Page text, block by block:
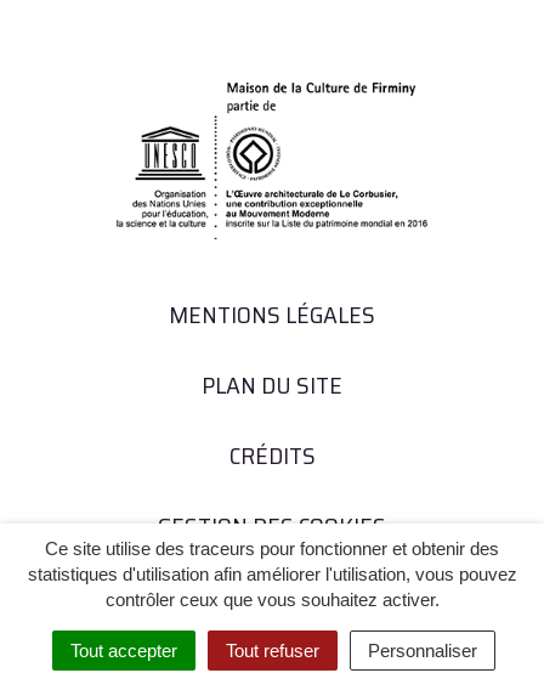
Ce site utilise des traceurs pour fonctionner et obtenir des
statistiques d'utilisation afin améliorer l'utilisation, vous pouvez
contrôler ceux que vous souhaitez activer.
Tout accepter Tout refuser Personnaliser
MENTIONS LÉGALES
PLAN DU SITE
CRÉDITS
GESTION DES COOKIES